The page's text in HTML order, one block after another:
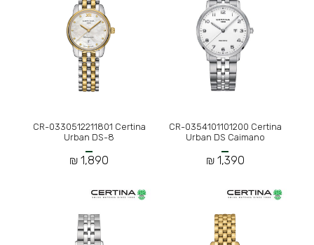
CR-0354101101200 Certina
Urban DS Caimano
1,390 ₪
CR-0330512211801 Certina
Urban DS-8
1,890 ₪